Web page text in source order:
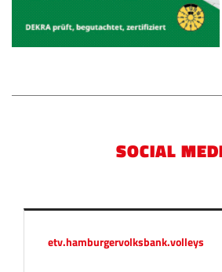
SOCIAL
etv.hamburgervolksbank.volleys